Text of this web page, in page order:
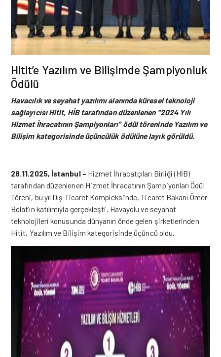
Hitit’e Yazılım ve Bilişimde Şampiyonluk
Ödülü
Havacılık ve seyahat yazılımı alanında küresel teknoloji
sağlayıcısı Hitit, HİB tarafından düzenlenen “2024 Yılı
Hizmet İhracatının Şampiyonları” ödül töreninde Yazılım ve
Bilişim kategorisinde üçüncülük ödülüne layık görüldü.
28.11.2025, İstanbul – Hizmet İhracatçıları Birliği (HİB)
tarafından düzenlenen Hizmet İhracatının Şampiyonları Ödül
Töreni, bu yıl Dış Ticaret Kompleksi’nde, Ticaret Bakanı Ömer
Bolat’ın katılımıyla gerçekleşti. Havayolu ve seyahat
teknolojileri konusunda dünyanın önde gelen şirketlerinden
Hitit, Yazılım ve Bilişim kategorisinde üçüncü oldu.